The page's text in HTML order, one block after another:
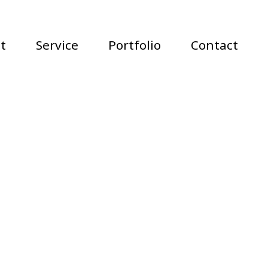
Service Portfolio Contact